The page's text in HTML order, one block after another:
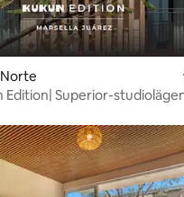
Edition| Superior-